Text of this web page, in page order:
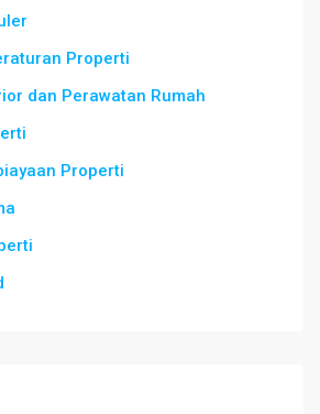
Properti
dan Perawatan Rumah
Properti